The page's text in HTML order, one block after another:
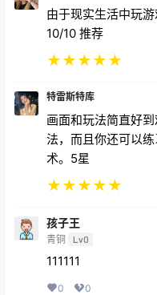
由于现实生活中玩游
10/10 推荐
★★★★★
特雷斯特库
画面和玩法简直好
法，而且你还可以
术。5星
★★★★★
孩子王
青铜 Lv0
111111
0 0